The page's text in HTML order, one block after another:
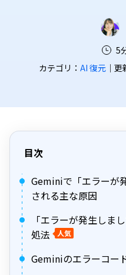
5
カテゴリ： AI 復元｜更
目次
Geminiで「エラーが
される主な原因
「エラーが発生しま
処法
人気
Geminiのエラーコー